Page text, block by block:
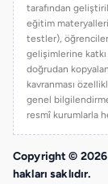
tarafından
eğitim
testler),
gelişimlerine katkı
doğrudan
kavranması
genel
resmî kurumlarla
Copyright © 2026
hakları saklıdır.